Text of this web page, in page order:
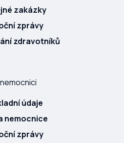
zakázky
zprávy
zdravotníků
údaje
nemocnice
zprávy